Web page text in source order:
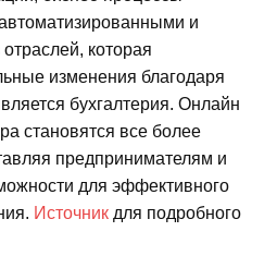
и
которая
изменения благодаря
бухгалтерия. Онлайн
становятся все более
предпринимателям и
для эффективного
Источник для подробного